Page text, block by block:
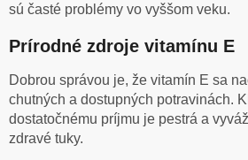
sú časté problémy vo vyššom veku.
Prírodné zdroje vitamínu E
Dobrou správou je, že vitamín E sa
chutných a dostupných potravinách.
dostatočnému príjmu je pestrá a
zdravé tuky.